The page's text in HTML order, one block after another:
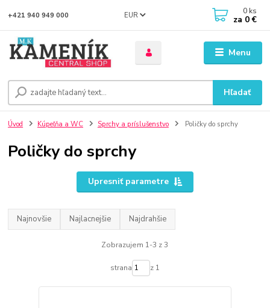
Menu
EUR
Hľadať
+421 940 949 000 0 ks
za 0 €
Úvod Kúpeľňa a WC Sprchy a príslušenstvo Poličky do sprchy
Poličky do sprchy
Upresniť parametre
Najnovšie Najlacnejšie Najdrahšie
Zobrazujem 1-3 z 3
strana z 1